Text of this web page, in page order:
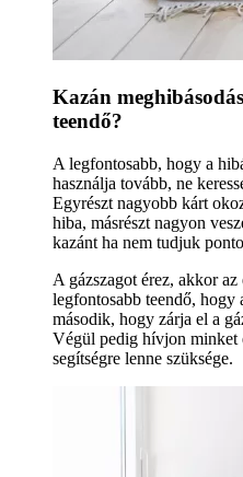
Kazán
teendő?
A legfontosabb, hogy a
használja tovább, ne
Egyrészt nagyobb kárt
hiba, másrészt nagyon
kazánt ha nem tudjuk
A gázszagot érez, akkor az
legfontosabb teendő, hogy
második, hogy zárja el a
Végül pedig hívjon minket
segítségre lenne szüksége.